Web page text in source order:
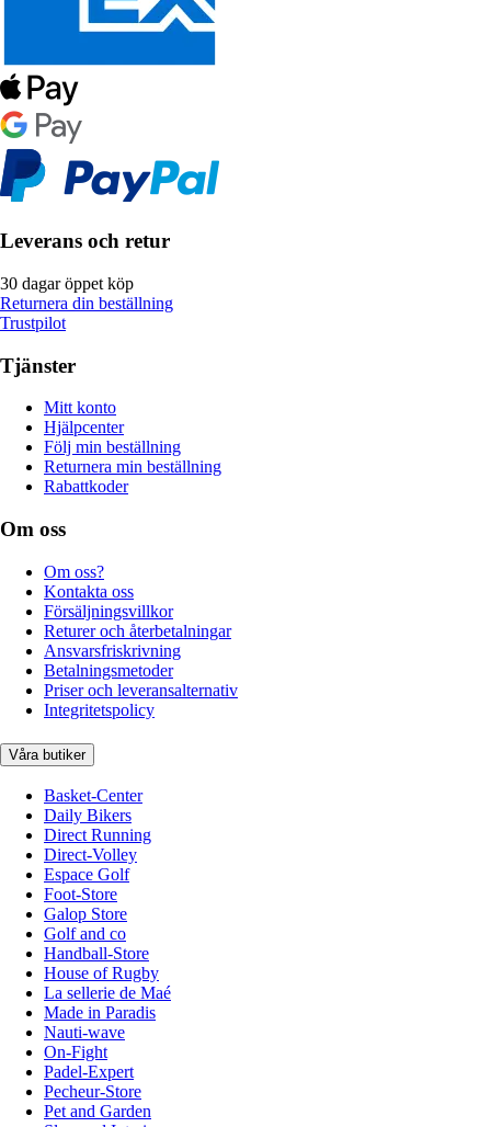
Leverans och retur
30 dagar öppet köp
Returnera din beställning
Trustpilot
Tjänster
Mitt konto
Hjälpcenter
Följ min beställning
Returnera min beställning
Rabattkoder
Om oss
Om oss?
Kontakta oss
Försäljningsvillkor
Returer och återbetalningar
Ansvarsfriskrivning
Betalningsmetoder
Priser och leveransalternativ
Integritetspolicy
Våra butiker
Basket-Center
Daily Bikers
Direct Running
Direct-Volley
Espace Golf
Foot-Store
Galop Store
Golf and co
Handball-Store
House of Rugby
La sellerie de Maé
Made in Paradis
Nauti-wave
On-Fight
Padel-Expert
Pecheur-Store
Pet and Garden